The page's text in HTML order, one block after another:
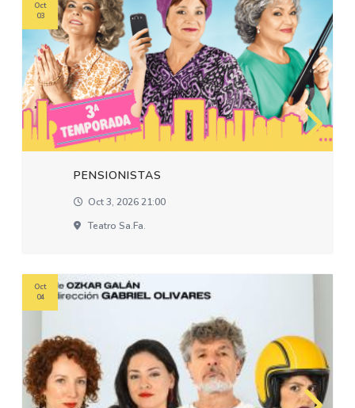
PENSIONISTAS
Oct 3, 2026 21:00
Teatro Sa.fa.
Oct
03
Oct
04